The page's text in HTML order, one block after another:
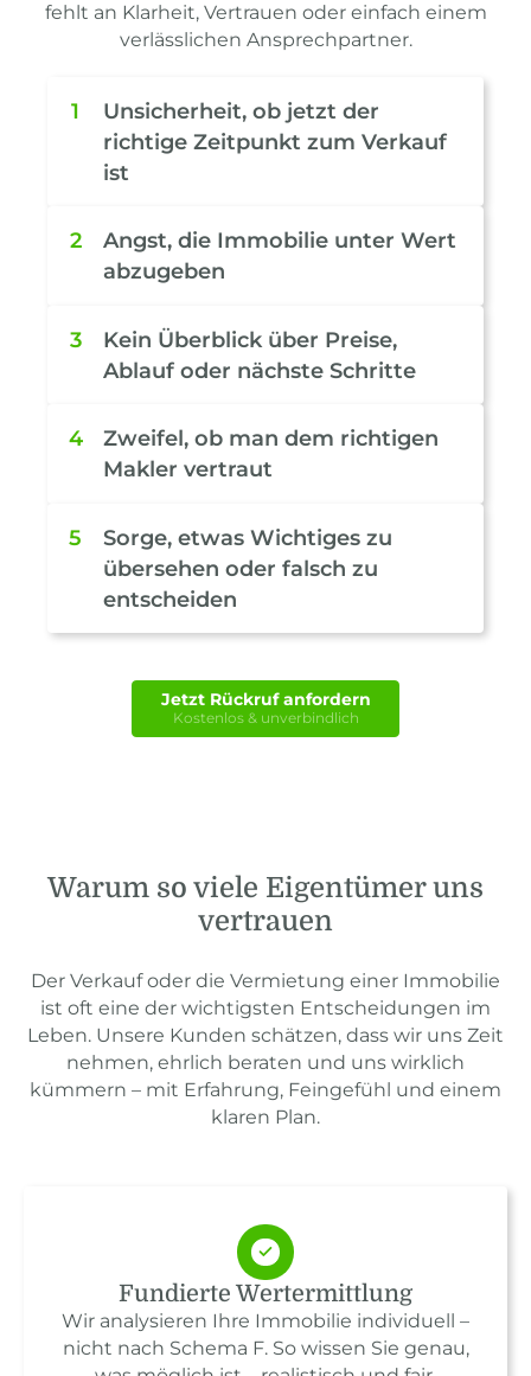
fehlt an Klarheit, Vertrauen oder einfach einem
verlässlichen Ansprechpartner.
1
Unsicherheit, ob jetzt der
richtige Zeitpunkt zum Verkauf
ist
2
Angst, die Immobilie unter Wert
abzugeben
3
Kein Überblick über Preise,
Ablauf oder nächste Schritte
4
Zweifel, ob man dem richtigen
Makler vertraut
5
Sorge, etwas Wichtiges zu
übersehen oder falsch zu
entscheiden
Jetzt Rückruf anfordern
Kostenlos & unverbindlich
Warum so viele Eigentümer uns
vertrauen
Der Verkauf oder die Vermietung einer Immobilie
ist oft eine der wichtigsten Entscheidungen im
Leben. Unsere Kunden schätzen, dass wir uns Zeit
nehmen, ehrlich beraten und uns wirklich
kümmern – mit Erfahrung, Feingefühl und einem
klaren Plan.
Fundierte Wertermittlung
Wir analysieren Ihre Immobilie individuell –
nicht nach Schema F. So wissen Sie genau,